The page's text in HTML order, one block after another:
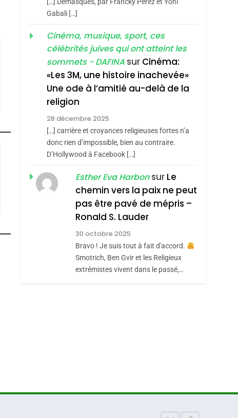
Accords D’Isaac:
L’alliance Pourrait
S’étendre À 13 Pays
D’Amérique Latine
ISRAÉL JUDAISME
5
Meurtrière Selon Le
Rapport D’ADL
Contre
L’antisémitisme
FRANCE ISRAÉL
FIÈRE, DIGNE ET
RÉSILIENTE :
POURQUOI JE
REVENDIQUE MA
JUDAÏTE Par Thérèse
Zrihen-Dvir
ISRAÉL JUDAISME
CE QUI NOUS
MANQUE – Jacques
Hadida
JUDAISME
Maroc : Les Amandes
[…] Demasques, par Francky Perez et Yoni
Gabali […]
Cinéma, musique, sport, ces
célébrités juives qui ont atteint les
sommets - DAFINA sur Cinéma:
«Les 3M, une histoire inachevée»
Une ode à l’amitié au-delà de la
religion
28 décembre 2025
[…] carrière et croyances religieuses fortes n’a
donc rien d’impossible, bien au contraire.
D’Hollywood à Facebook […]
Esther Eva Harbonsur Le
chemin vers la paix ne peut
pas être pavé de mépris –
Ronald S. Lauder
30 octobre 2025
Bravo ! Je suis tout à fait d'accord.
Smotrich, Ben Gvir et les Religieux
extrêmistes vivent dans le passé,…